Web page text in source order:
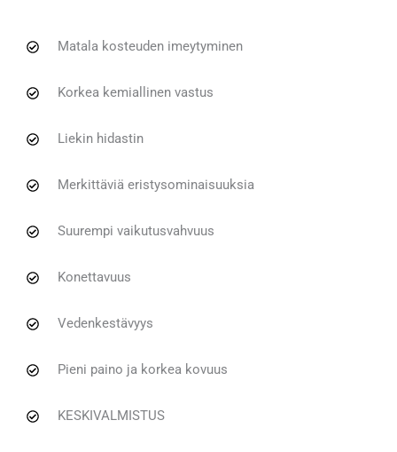
Matala kosteuden imeytyminen
Korkea kemiallinen vastus
Liekin hidastin
Merkittäviä eristysominaisuuksia
Suurempi vaikutusvahvuus
Konettavuus
Vedenkestävyys
Pieni paino ja korkea kovuus
KESKIVALMISTUS